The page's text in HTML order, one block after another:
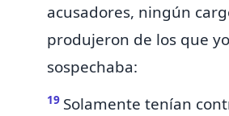
acusadores, ningún
produjeron de los que yo
sospechaba:
19 Solamente tenían